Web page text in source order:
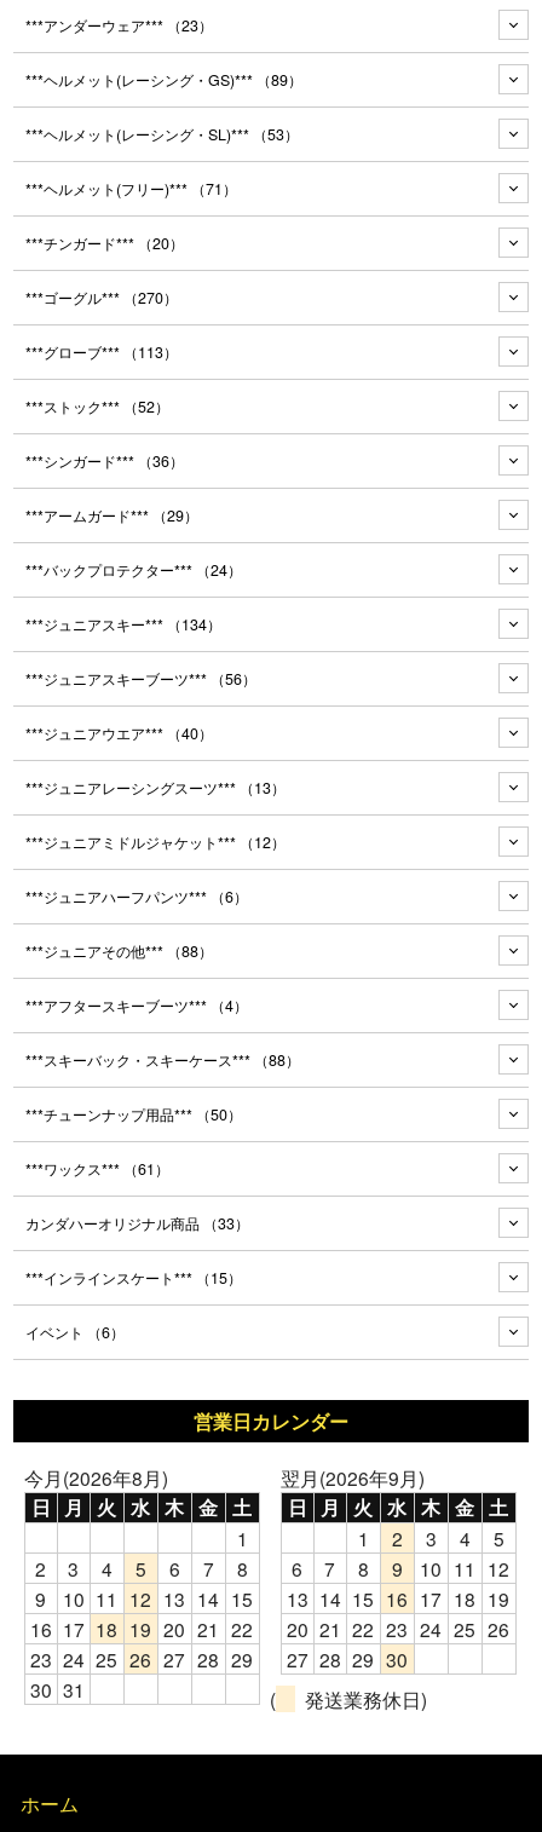
***アンダーウェア*** （23）
***ヘルメット(レーシング・GS)*** （89）
***ヘルメット(レーシング・SL)*** （53）
***ヘルメット(フリー)*** （71）
***チンガード*** （20）
***ゴーグル*** （270）
***グローブ*** （113）
***ストック*** （52）
***シンガード*** （36）
***アームガード*** （29）
***バックプロテクター*** （24）
***ジュニアスキー*** （134）
***ジュニアスキーブーツ*** （56）
***ジュニアウエア*** （40）
***ジュニアレーシングスーツ*** （13）
***ジュニアミドルジャケット*** （12）
***ジュニアハーフパンツ*** （6）
***ジュニアその他*** （88）
***アフタースキーブーツ*** （4）
***スキーバック・スキーケース*** （88）
***チューンナップ用品*** （50）
***ワックス*** （61）
カンダハーオリジナル商品 （33）
***インラインスケート*** （15）
イベント （6）
営業日カレンダー
今月(2026年8月)
日 月 火 水 木 金 土
1
2
3 4 5 6 7
8
9
10 11 12 13 14 15
16 17 18 19 20 21 22
23 24 25 26 27 28 29
30 31
翌月(2026年9月)
日 月 火 水 木 金 土
1 2 3 4
5
6
7 8 9 10 11
12
13 14 15 16 17 18 19
20 21 22 23 24 25 26
27 28 29 30
(
発送業務休日)
ホーム